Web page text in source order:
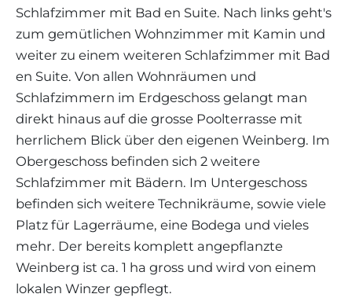
Schlafzimmer mit Bad en Suite. Nach links geht's
zum gemütlichen Wohnzimmer mit Kamin und
weiter zu einem weiteren Schlafzimmer mit Bad
en Suite. Von allen Wohnräumen und
Schlafzimmern im Erdgeschoss gelangt man
direkt hinaus auf die grosse Poolterrasse mit
herrlichem Blick über den eigenen Weinberg. Im
Obergeschoss befinden sich 2 weitere
Schlafzimmer mit Bädern. Im Untergeschoss
befinden sich weitere Technikräume, sowie viele
Platz für Lagerräume, eine Bodega und vieles
mehr. Der bereits komplett angepflanzte
Weinberg ist ca. 1 ha gross und wird von einem
lokalen Winzer gepflegt.